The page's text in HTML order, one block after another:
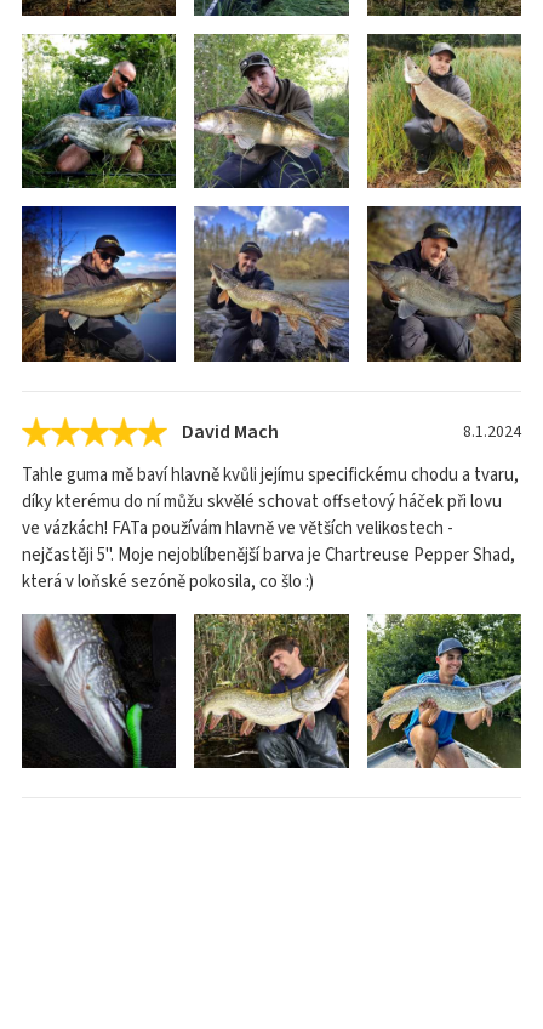
David Mach 8.1.2024
Tahle guma mě baví hlavně kvůli jejímu specifickému chodu a tvaru,
díky kterému do ní můžu skvělé schovat offsetový háček při lovu
ve vázkách! FATa používám hlavně ve větších velikostech -
nejčastěji 5". Moje nejoblíbenější barva je Chartreuse Pepper Shad,
která v loňské sezóně pokosila, co šlo :)